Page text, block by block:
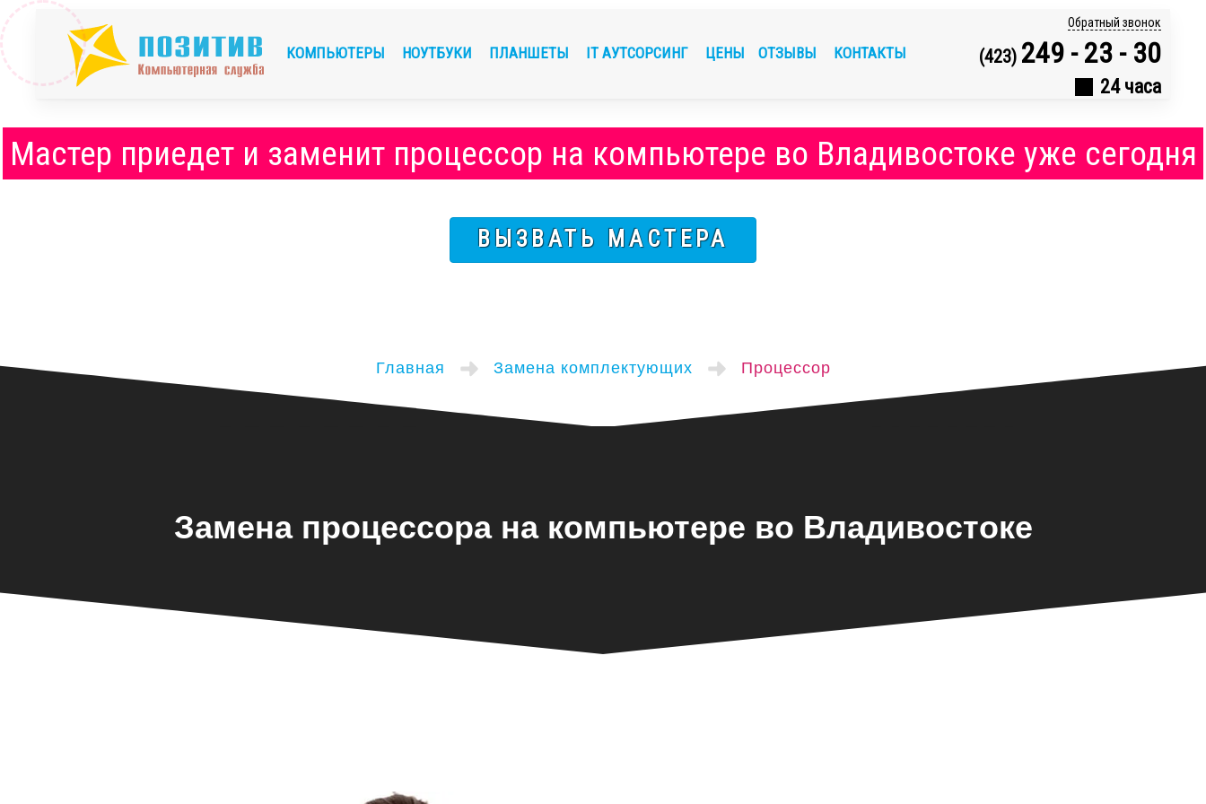
Обратный звонок
(423) 249 - 23 - 30
24 часа
КОМПЬЮТЕРЫ НОУТБУКИ ПЛАНШЕТЫ IT АУТСОРСИНГ ЦЕНЫ ОТЗЫВЫ КОНТАКТЫ
Мастер приедет и заменит процессор на компьютере во Владивостоке уже сегодня
ВЫЗВАТЬ МАСТЕРА
Главная Замена комплектующих Процессор
Замена процессора на компьютере во Владивостоке